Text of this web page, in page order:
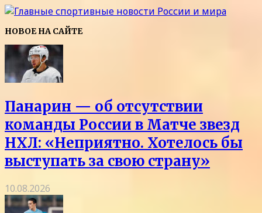
НОВОЕ НА САЙТЕ
Панарин — об отсутствии
команды России в Матче звезд
НХЛ: «Неприятно. Хотелось бы
выступать за свою страну»
10.08.2026